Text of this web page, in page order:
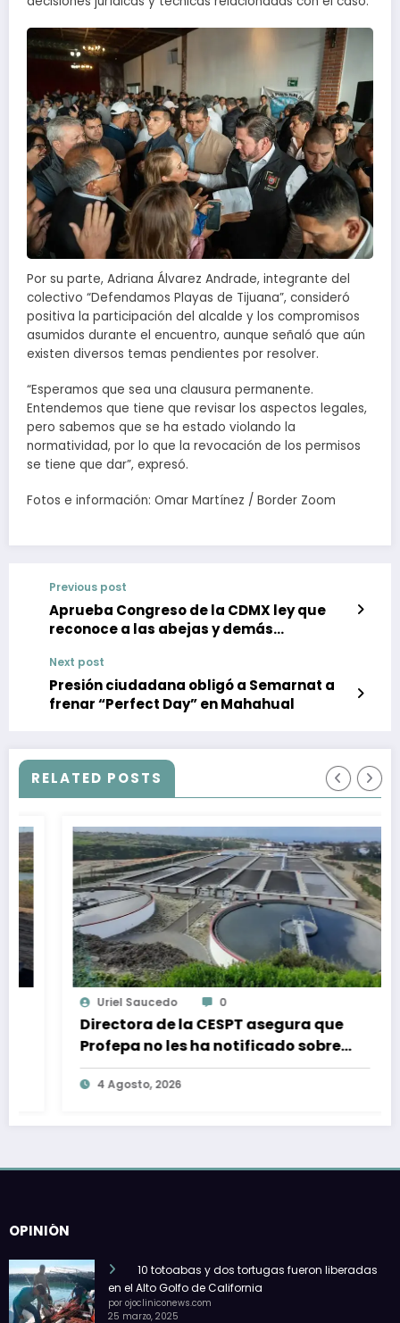
Por su parte, Adriana Álvarez Andrade, integrante del
colectivo “Defendamos Playas de Tijuana”, consideró
positiva la participación del alcalde y los compromisos
asumidos durante el encuentro, aunque señaló que aún
existen diversos temas pendientes por resolver.
“Esperamos que sea una clausura permanente.
Entendemos que tiene que revisar los aspectos legales,
pero sabemos que se ha estado violando la
normatividad, por lo que la revocación de los permisos
se tiene que dar”, expresó.
Fotos e información: Omar Martínez / Border Zoom
Previous post
Aprueba Congreso de la CDMX ley que
reconoce a las abejas y demás
protección prioritaria
Next post
Presión ciudadana obligó a Semarnat a
frenar “Perfect Day” en Mahahual
RELATED POSTS
Uriel Saucedo
Directora de la CESPT asegura que
Profepa no les ha notificado sobre
alguna sanción por descargas de
aguas residuales
4 Agosto, 2026
OPINIÓN
10 totoabas y dos tortugas fueron liberadas
en el Alto Golfo de California
por ojocliniconews.com
25 marzo, 2025